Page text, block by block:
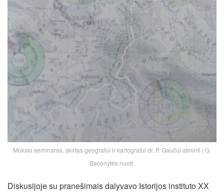
Mokslo seminaras, skirtas geografui ir kartografui dr. P. Gaučui atminti | G.
Baconytės nuotr.
Diskusijoje su pranešimais dalyvavo Istorijos instituto XX